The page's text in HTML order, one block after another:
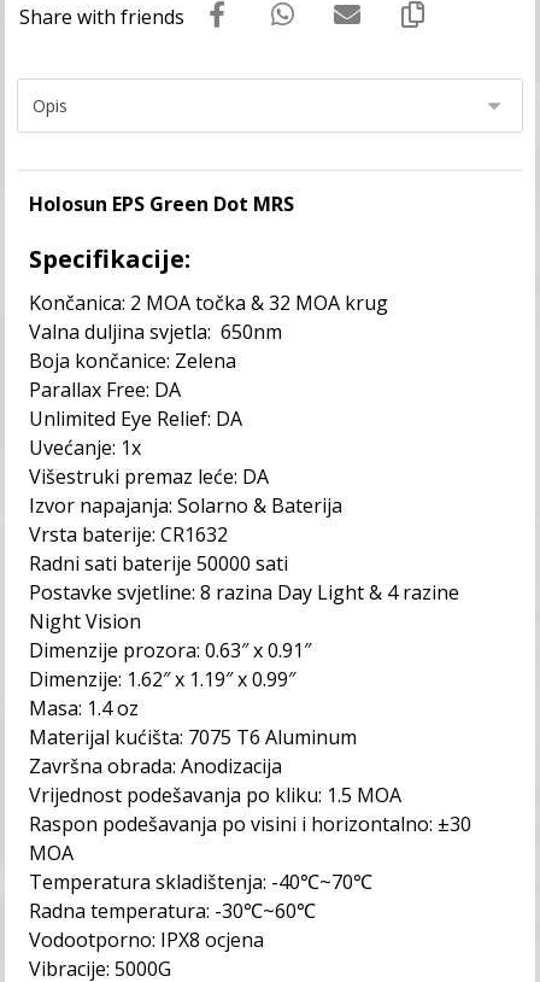
Holosun EPS Green Dot MRS
Specifikacije:
Končanica: 2 MOA točka & 32 MOA krug
Valna duljina svjetla: 650nm
Boja končanice: Zelena
Parallax Free: DA
Unlimited Eye Relief: DA
Uvećanje: 1x
Višestruki premaz leće: DA
Izvor napajanja: Solarno & Baterija
Vrsta baterije: CR1632
Radni sati baterije 50000 sati
Postavke svjetline: 8 razina Day Light & 4 razine
Night Vision
Dimenzije prozora: 0.63″ x 0.91″
Dimenzije: 1.62″ x 1.19″ x 0.99″
Masa: 1.4 oz
Materijal kućišta: 7075 T6 Aluminum
Završna obrada: Anodizacija
Vrijednost podešavanja po kliku: 1.5 MOA
Raspon podešavanja po visini i horizontalno: ±30
MOA
Temperatura skladištenja: -40℃~70℃
Radna temperatura: -30℃~60℃
Vodootporno: IPX8 ocjena
Vibracije: 5000G